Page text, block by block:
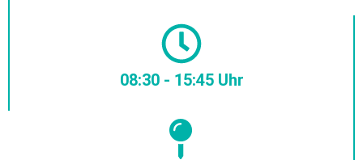
08:30 - 15:45 Uhr